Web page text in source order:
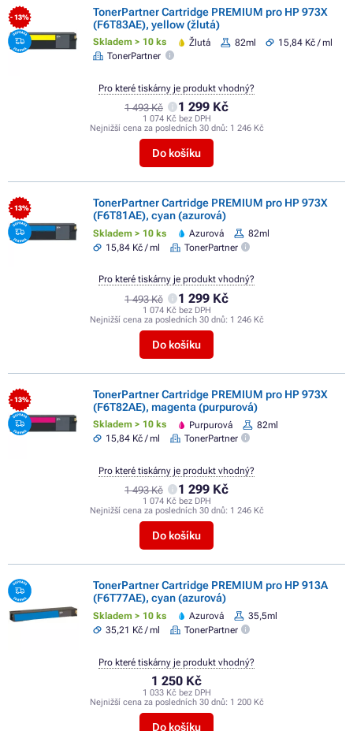
- 13%
TonerPartner Cartridge PREMIUM pro HP 973X
(F6T83AE), yellow (žlutá)
Skladem > 10 ks Žlutá 82ml
15,84 Kč / ml
TonerPartner
1 493 Kč 1 299 Kč
1 074 Kč bez DPH
Nejnižší cena za posledních 30 dnů: 1 246 Kč
Do košíku
Pro které tiskárny je produkt vhodný?
- 13%
TonerPartner Cartridge PREMIUM pro HP 973X
(F6T81AE), cyan (azurová)
Skladem > 10 ks Azurová
82ml
15,84 Kč / ml
TonerPartner
1 493 Kč 1 299 Kč
1 074 Kč bez DPH
Nejnižší cena za posledních 30 dnů: 1 246 Kč
Do košíku
Pro které tiskárny je produkt vhodný?
- 13%
TonerPartner Cartridge PREMIUM pro HP 973X
(F6T82AE), magenta (purpurová)
Skladem > 10 ks Purpurová
82ml
15,84 Kč / ml
TonerPartner
1 493 Kč 1 299 Kč
1 074 Kč bez DPH
Nejnižší cena za posledních 30 dnů: 1 246 Kč
Do košíku
Pro které tiskárny je produkt vhodný?
TonerPartner Cartridge PREMIUM pro HP 913A
(F6T77AE), cyan (azurová)
Skladem > 10 ks Azurová
35,5ml
35,21 Kč / ml
TonerPartner
1 250 Kč
1 033 Kč bez DPH
Nejnižší cena za posledních 30 dnů: 1 200 Kč
Do košíku
Pro které tiskárny je produkt vhodný?